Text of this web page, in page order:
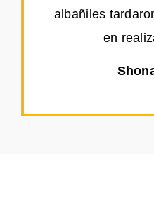
albañiles
en